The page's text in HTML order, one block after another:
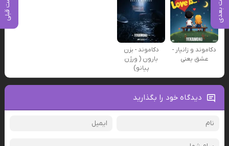
پست بعدی پست قبلی
دکاموند و زانیار -
عشق یعنی
دکاموند - بزن
بارون ( ورژن
پیانو)
دیدگاه خود را بگذارید